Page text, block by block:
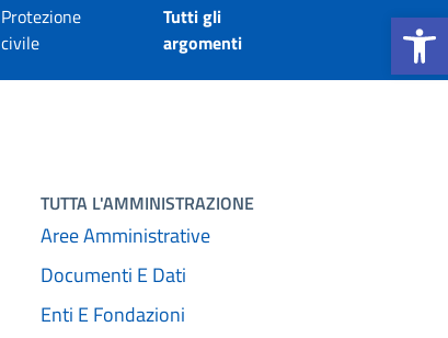
Apri la
Protezione
civile
Tutti gli
argomenti
TUTTA L'AMMINISTRAZIONE
Aree Amministrative
Documenti E Dati
Enti E Fondazioni